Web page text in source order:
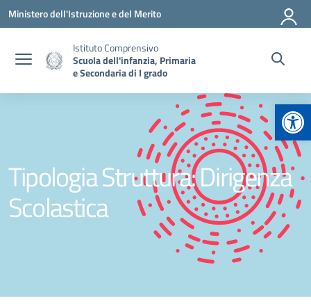
Vai ai contenuti
Vai al menu di navigazione
Vai al footer
Ministero dell'Istruzione e del Merito
Istituto Comprensivo
Scuola dell'infanzia, Primaria
e Secondaria di I grado
Tipologia Struttura:Dirigenza
Scolastica